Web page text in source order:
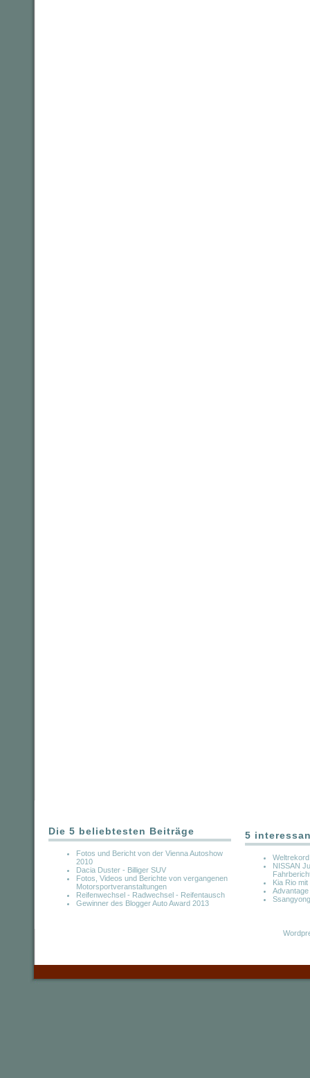
Die 5 beliebtesten Beiträge
Fotos und Bericht von der Vienna Autoshow
2010
Dacia Duster - Billiger SUV
Fotos, Videos und Berichte von vergangenen
Motorsportveranstaltungen
Reifenwechsel - Radwechsel - Reifentausch
Gewinner des Blogger Auto Award 2013
5
NISSAN
Kia Rio